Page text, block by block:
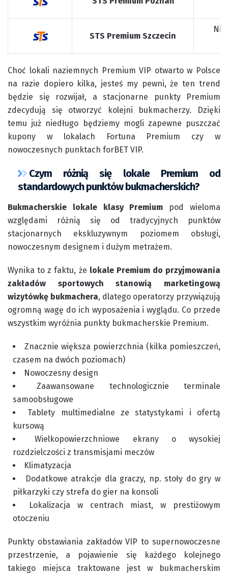
STS Premium Szczecin
Choć lokali naziemnych Premium VIP otwarto w Polsce
na razie dopiero kilka, jesteś my pewni, że ten trend
będzie się rozwijał, a stacjonarne punkty Premium
zdecydują się otworzyć kolejni bukmacherzy. Dzięki
temu już niedługo będziemy mogli zapewne puszczać
kupony w lokalach Fortuna Premium czy w
nowoczesnych punktach forBET VIP.
Czym różnią się lokale Premium od
standardowych punktów bukmacherskich?
Bukmacherskie lokale klasy Premium pod wieloma
względami różnią się od tradycyjnych punktów
stacjonarnych ekskluzywnym poziomem obsługi,
nowoczesnym designem i dużym metrażem.
Wynika to z faktu, że lokale Premium do przyjmowania
zakładów sportowych stanowią marketingową
wizytówkę bukmachera, dlatego operatorzy przywiązują
ogromną wagę do ich wyposażenia i wyglądu. Co przede
wszystkim wyróżnia punkty bukmacherskie Premium.
Znacznie większa powierzchnia (kilka pomieszczeń,
czasem na dwóch poziomach)
Nowoczesny design
Zaawansowane technologicznie terminale
samoobsługowe
Tablety multimedialne ze statystykami i ofertą
kursową
Wielkopowierzchniowe ekrany o wysokiej
rozdzielczości z transmisjami meczów
Klimatyzacja
Dodatkowe atrakcje dla graczy, np. stoły do gry w
piłkarzyki czy strefa do gier na konsoli
Lokalizacja w centrach miast, w prestiżowym
otoczeniu
Punkty obstawiania zakładów VIP to supernowoczesne
przestrzenie, a pojawienie się każdego kolejnego
takiego miejsca traktowane jest w bukmacherskim